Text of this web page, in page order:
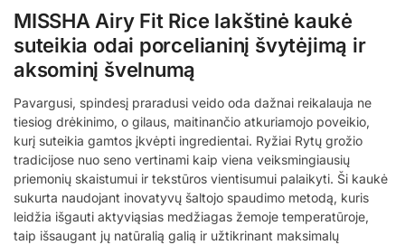
MISSHA Airy Fit Rice lakštinė kaukė
suteikia odai porcelianinį švytėjimą ir
aksominį švelnumą
Pavargusi, spindesį praradusi veido oda dažnai reikalauja ne
tiesiog drėkinimo, o gilaus, maitinančio atkuriamojo poveikio,
kurį suteikia gamtos įkvėpti ingredientai. Ryžiai Rytų grožio
tradicijose nuo seno vertinami kaip viena veiksmingiausių
priemonių skaistumui ir tekstūros vientisumui palaikyti. Ši kaukė
sukurta naudojant inovatyvų šaltojo spaudimo metodą, kuris
leidžia išgauti aktyviąsias medžiagas žemoje temperatūroje,
taip išsaugant jų natūralią galią ir užtikrinant maksimalų